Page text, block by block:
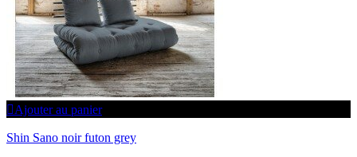
Ajouter au panier
Shin Sano noir futon grey